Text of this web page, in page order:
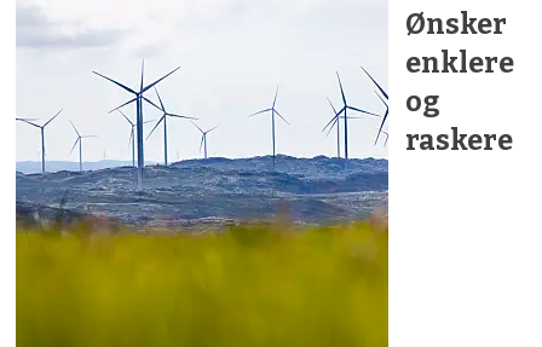
Ønsker
enklere
og
raskere